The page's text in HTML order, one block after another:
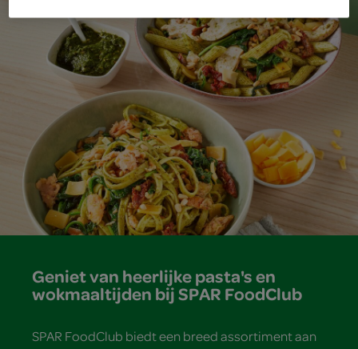
Geniet van heerlijke pasta's en
wokmaaltijden bij SPAR FoodClub
SPAR FoodClub biedt een breed assortiment aan